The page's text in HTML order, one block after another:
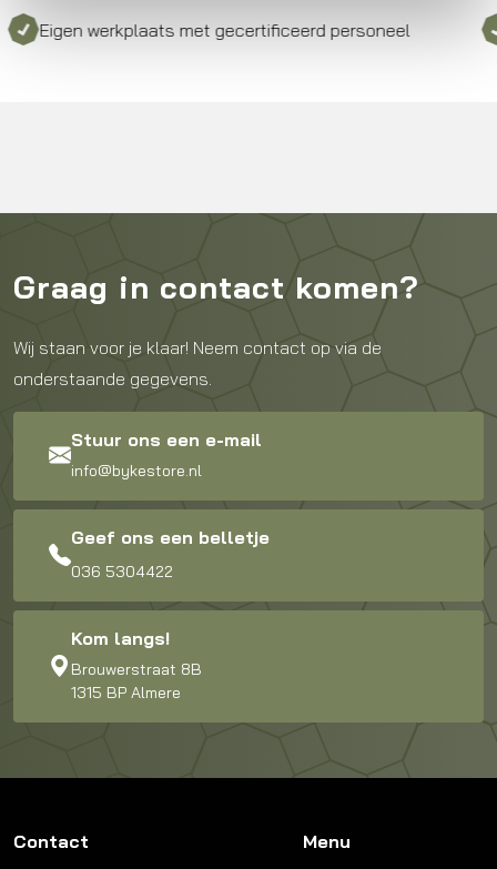
Eigen werkplaats met gecertificeerd personeel
Graag in contact komen?
Wij staan voor je klaar! Neem contact op via de
onderstaande gegevens.
Stuur ons een e-mail
info@bykestore.nl
Geef ons een belletje
036 5304422
Kom langs!
Brouwerstraat 8B
1315 BP Almere
Contact Menu